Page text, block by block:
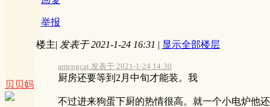
举报
贝贝妈
楼主| 发表于 2021-1-24 16:31 | 显示全部楼层
amengcat 发表于 2021-1-24 14:30
厨房还要等到2月中旬才能装。我
不过进来狗蛋下厨的热情很高。就一个小电炉他